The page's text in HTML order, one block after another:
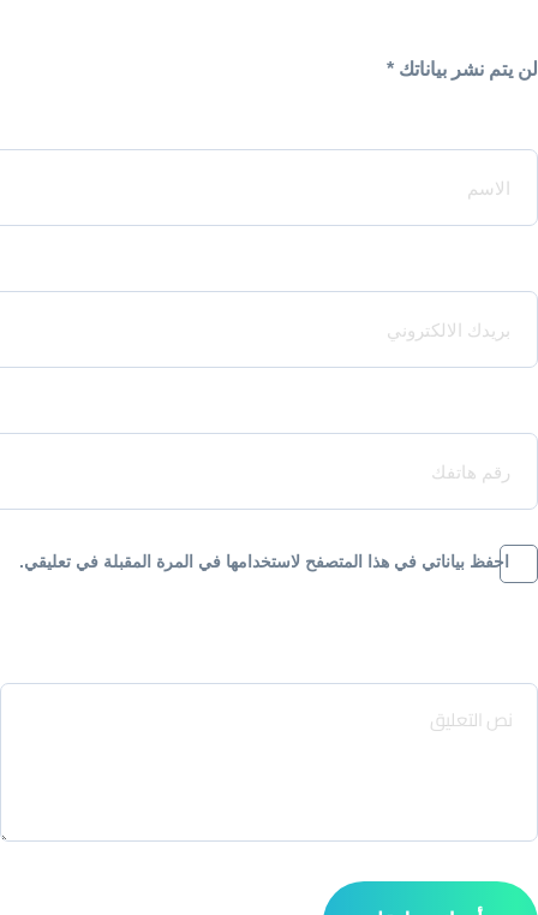
لن يتم نشر بياناتك *
احفظ بياناتي في هذا المتصفح لاستخدامها في المرة المقبلة في تعليقي.